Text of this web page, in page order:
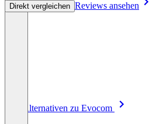
Direkt vergleichen Reviews ansehen
Alle Alternativen zu Evocom